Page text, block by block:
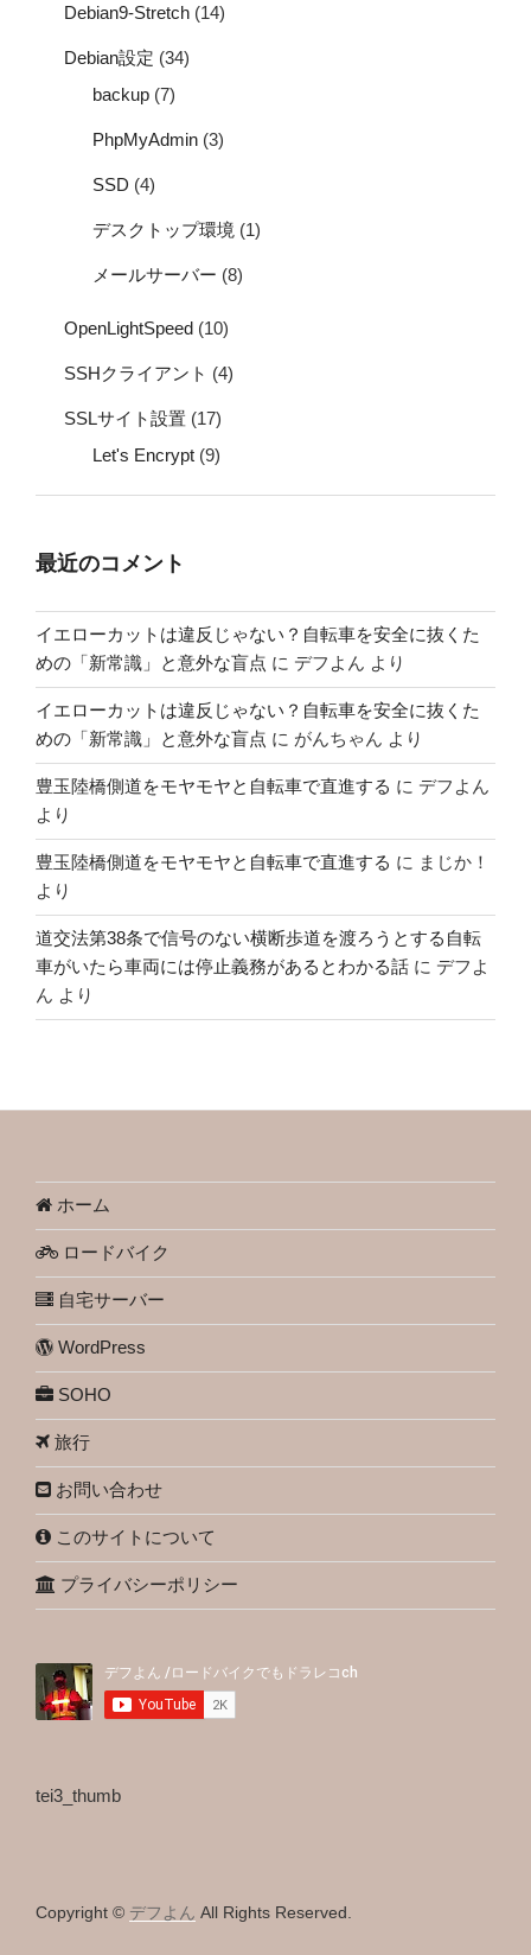
Debian9-Stretch (14)
Debian設定 (34)
backup (7)
PhpMyAdmin (3)
SSD (4)
デスクトップ環境 (1)
メールサーバー (8)
OpenLightSpeed (10)
SSHクライアント (4)
SSLサイト設置 (17)
Let's Encrypt (9)
最近のコメント
イエローカットは違反じゃない？自転車を安全に抜くた
めの「新常識」と意外な盲点 に デフよん より
イエローカットは違反じゃない？自転車を安全に抜くた
めの「新常識」と意外な盲点 に がんちゃん より
豊玉陸橋側道をモヤモヤと自転車で直進する に デフよん
より
豊玉陸橋側道をモヤモヤと自転車で直進する に まじか！
より
道交法第38条で信号のない横断歩道を渡ろうとする自転
車がいたら車両には停止義務があるとわかる話 に デフよ
ん より
ホーム
ロードバイク
自宅サーバー
WordPress
SOHO
旅行
お問い合わせ
このサイトについて
プライバシーポリシー
tei3_thumb
Copyright © デフよん All Rights Reserved.